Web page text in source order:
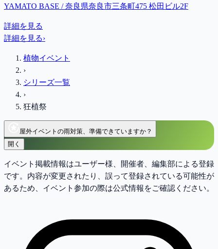
YAMATO BASE / 奈良県奈良市三条町475 松田ビル2F
詳細を見る
詳細を見る›
植物イベント
›
シリーズ一覧
›
狂植祭
屋外イベントの雨対策、準備できていますか？
開く
イベント掲載情報はユーザー様、開催者、編集部による登録
です。内容が変更されたり、誤って登録されている可能性が
あるため、イベント参加の際は公式情報をご確認ください。